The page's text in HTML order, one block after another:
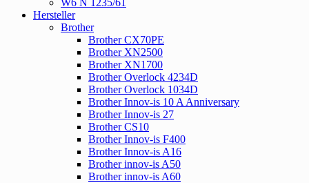
Hersteller
Brother
Brother CX70PE
Brother XN2500
Brother XN1700
Brother Overlock 4234D
Brother Overlock 1034D
Brother Innov-is 10 A Anniversary
Brother Innov-is 27
Brother CS10
Brother Innov-is F400
Brother Innov-is A16
Brother innov-is A50
Brother innov-is A60